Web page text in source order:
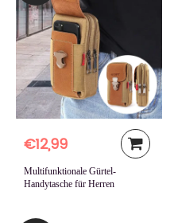
€12,99
Multifunktionale Gürtel-
Handytasche für Herren